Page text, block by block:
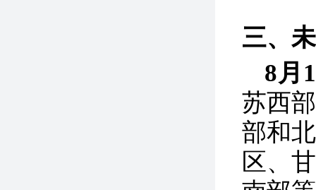
三、
8月
苏西
部和
区、